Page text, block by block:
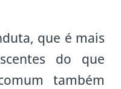
que é mais
do que
também